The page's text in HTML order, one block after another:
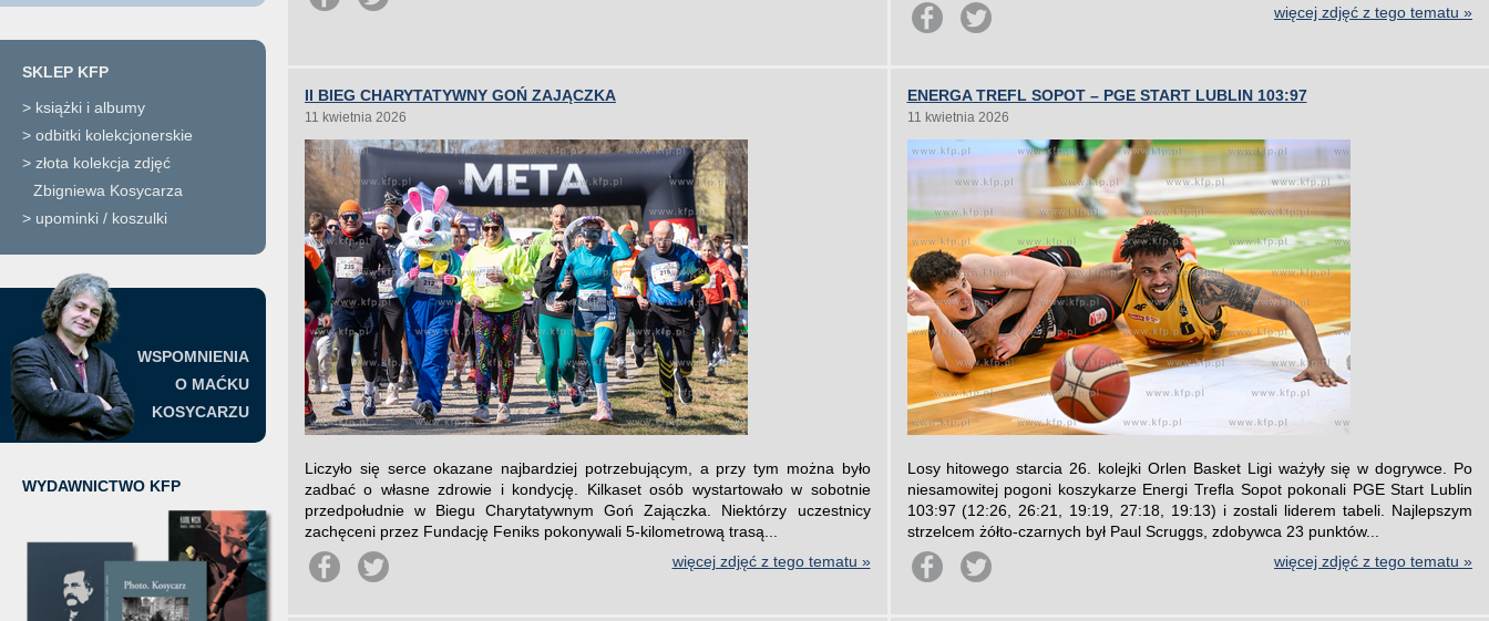
SKLEP KFP
> książki i albumy
> odbitki kolekcjonerskie
> złota kolekcja zdjęć
Zbigniewa Kosycarza
> upominki / koszulki
WSPOMNIENIA
O MAĆKU
KOSYCARZU
WYDAWNICTWO KFP
więcej zdjęć z tego tematu »
II BIEG CHARYTATYWNY GOŃ ZAJĄCZKA
11 kwietnia 2026
Liczyło się serce okazane najbardziej potrzebującym, a przy tym można było
zadbać o własne zdrowie i kondycję. Kilkaset osób wystartowało w sobotnie
przedpołudnie w Biegu Charytatywnym Goń Zajączka. Niektórzy uczestnicy
zachęceni przez Fundację Feniks pokonywali 5-kilometrową trasą...
więcej zdjęć z tego tematu »
ENERGA TREFL SOPOT – PGE START LUBLIN 103:97
11 kwietnia 2026
Losy hitowego starcia 26. kolejki Orlen Basket Ligi ważyły się w dogrywce. Po
niesamowitej pogoni koszykarze Energi Trefla Sopot pokonali PGE Start Lublin
103:97 (12:26, 26:21, 19:19, 27:18, 19:13) i zostali liderem tabeli. Najlepszym
strzelcem żółto-czarnych był Paul Scruggs, zdobywca 23 punktów...
więcej zdjęć z tego tematu »